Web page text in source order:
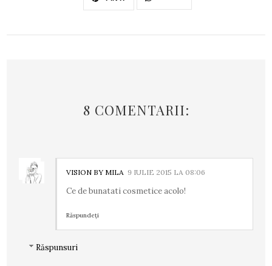
8 COMENTARII:
VISION BY MILA 9 IULIE 2015 LA 08:06
Ce de bunatati cosmetice acolo!
Răspundeți
Răspunsuri